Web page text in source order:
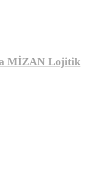
MİZAN Lojitik